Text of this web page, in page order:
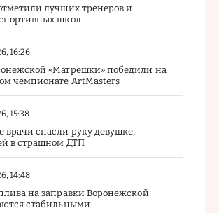
лучших тренеров и
школ
16:26
«Матрешки» победили на
чемпионате ArtMasters
15:38
врачи спасли руку девушке,
в страшном ДТП
14:48
на заправки Воронежской
стабильными